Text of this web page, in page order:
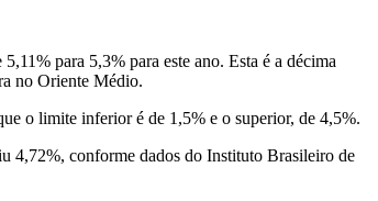
para 5,3% para este ano. Esta é a décima
no Oriente Médio.
o limite inferior é de 1,5% e o superior, de 4,5%.
4,72%, conforme dados do Instituto Brasileiro de